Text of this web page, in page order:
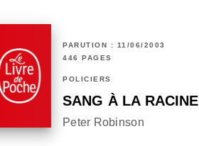
PARUTION : 11/06/2003
446 PAGES
POLICIERS
SANG À LA RACINE
Peter Robinson